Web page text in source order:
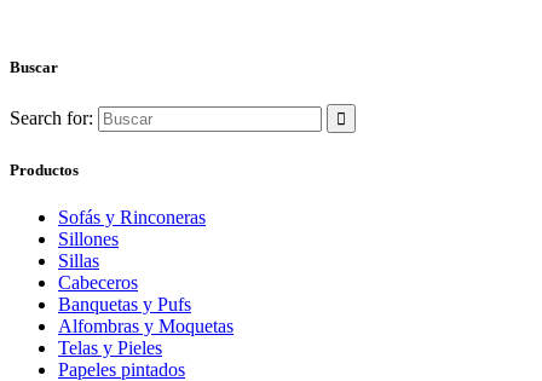
Buscar
Search for:
Productos
Sofás y Rinconeras
Sillones
Sillas
Cabeceros
Banquetas y Pufs
Alfombras y Moquetas
Telas y Pieles
Papeles pintados